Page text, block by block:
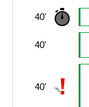
40'
40'
40'